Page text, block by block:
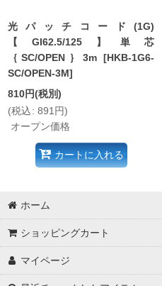
光パッチコード(1G)
【GI62.5/125】単芯
｛SC/OPEN｝3m [HKB-1G6-
SC/OPEN-3M]
810円(税別)
(税込: 891 円)
オープン価格
カートに入れる
ホーム
ショッピングカート
マイページ